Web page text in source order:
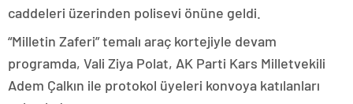
caddeleri üzerinden polisevi önüne geldi.
“Milletin Zaferi” temalı araç kortejiyle devam
programda, Vali Ziya Polat, AK Parti Kars Milletvekili
Adem Çalkın ile protokol üyeleri konvoya katılanları